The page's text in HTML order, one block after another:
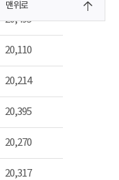
맨위로
20,495
20,110
20,214
20,395
20,270
20,317